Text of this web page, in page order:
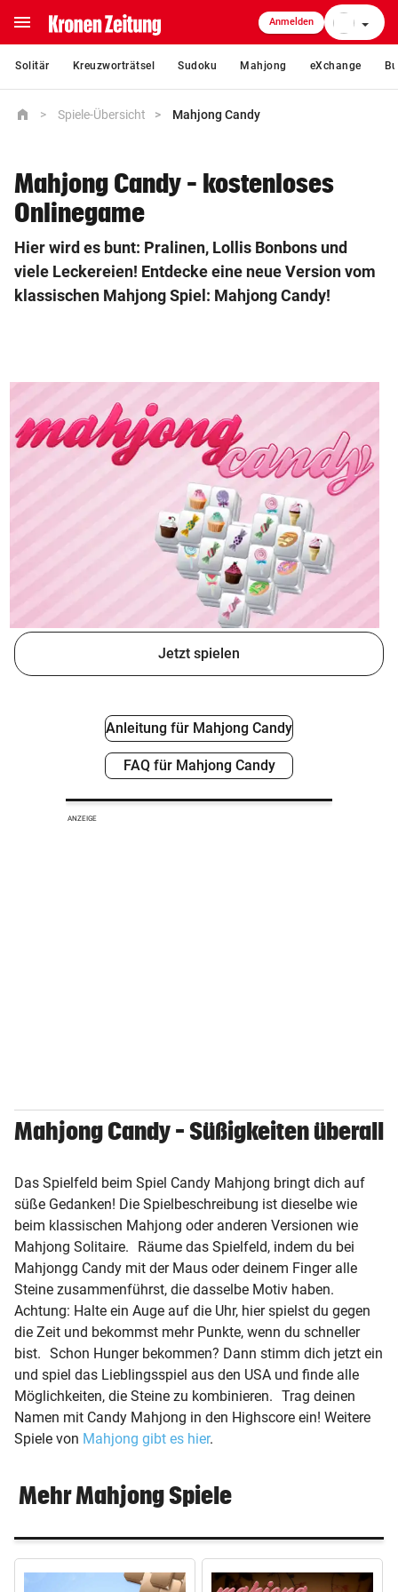
menu Anmelden
Solitär Kreuzworträtsel Sudoku Mahjong eXchange
close
home Startseite
crisis_alert
coronavirus Coronavirus
Nachrichten expand_more
Extras expand_more
expand_more
FirmenABC
Rezept der Woche
Special Deals
storefront Vorteilswelt
smartphone Krone Mobil
Kontakt expand_more
Karriere
Werbung
AGB / ANB
Datenschutz & Cookies
Offenlegung
home Spiele-Übersicht Mahjong Candy
Mahjong Candy – kostenloses
Onlinegame
Hier wird es bunt: Pralinen, Lollis Bonbons und
viele Leckereien! Entdecke eine neue Version vom
klassischen Mahjong Spiel: Mahjong Candy!
Jetzt spielen
Anleitung für Mahjong Candy
FAQ für Mahjong Candy
ANZEIGE
Mahjong Candy – Süßigkeiten überall
Das Spielfeld beim Spiel Candy Mahjong bringt dich auf
süße Gedanken! Die Spielbeschreibung ist dieselbe wie
beim klassischen Mahjong oder anderen Versionen wie
Mahjong Solitaire. Räume das Spielfeld, indem du bei
Mahjongg Candy mit der Maus oder deinem Finger alle
Steine zusammenführst, die dasselbe Motiv haben.
Achtung: Halte ein Auge auf die Uhr, hier spielst du gegen
die Zeit und bekommst mehr Punkte, wenn du schneller
bist. Schon Hunger bekommen? Dann stimm dich jetzt ein
und spiel das Lieblingsspiel aus den USA und finde alle
Möglichkeiten, die Steine zu kombinieren. Trag deinen
Namen mit Candy Mahjong in den Highscore ein! Weitere
Spiele von Mahjong gibt es hier.
Mehr Mahjong Spiele